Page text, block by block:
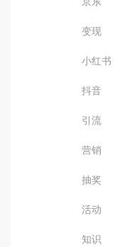
变现
小红书
抖音
引流
营销
抽奖
活动
知识